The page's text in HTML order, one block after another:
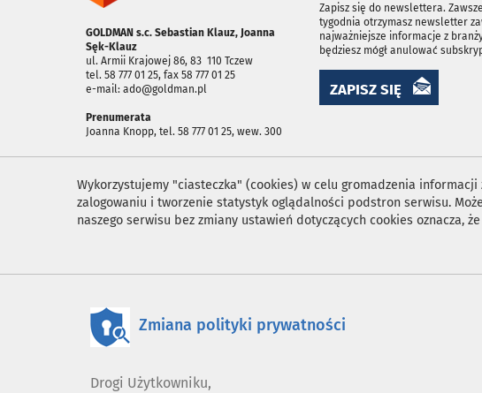
GOLDMAN s.c. Sebastian Klauz, Joanna
Sęk-Klauz
ul. Armii Krajowej 86, 83 ­ 110 Tczew
tel. 58 777 01 25, fax 58 777 01 25
e-mail: ado@goldman.pl
Prenumerata
Joanna Knopp, tel. 58 777 01 25, wew. 300
Zapisz się do newslettera.
tygodnia otrzymasz newsletter
najważniejsze informacje z
będziesz mógł anulować
ZAPISZ SIĘ
Wykorzystujemy "ciasteczka" (cookies) w celu gromadzenia
zalogowaniu i tworzenie statystyk oglądalności podstron serwisu.
naszego serwisu bez zmiany ustawień dotyczących cookies oznacza,
Zmiana polityki prywatności
Drogi Użytkowniku,